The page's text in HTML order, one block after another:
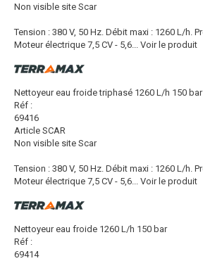
Non visible site Scar
Tension : 380 V, 50 Hz. Débit maxi : 1260 L/h.
Moteur électrique 7,5 CV - 5,6... Voir le produit
Nettoyeur eau froide triphasé 1260 L/h 150
Réf :
69416
Article SCAR
Non visible site Scar
Tension : 380 V, 50 Hz. Débit maxi : 1260 L/h.
Moteur électrique 7,5 CV - 5,6... Voir le produit
Nettoyeur eau froide 1260 L/h 150 bar
Réf :
69414